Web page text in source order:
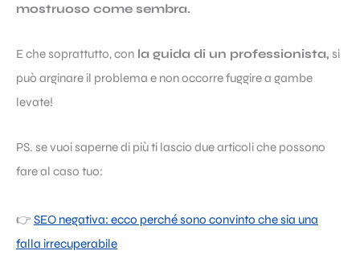
mostruoso come sembra.
E che soprattutto, con la guida di un professionista, si
può arginare il problema e non occorre fuggire a gambe
levate!
PS. se vuoi saperne di più ti lascio due articoli che possono
fare al caso tuo:
👉 SEO negativa: ecco perché sono convinto che sia una
falla irrecuperabile